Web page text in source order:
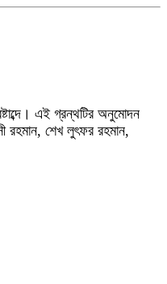
এই গ্রন্থটির অনুমোদন
রহমান, শেখ লুৎফর রহমান,